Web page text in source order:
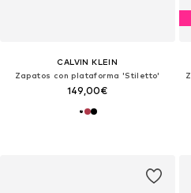
CALVIN KLEIN
Zapatos con plataforma 'Stiletto'
149,00€